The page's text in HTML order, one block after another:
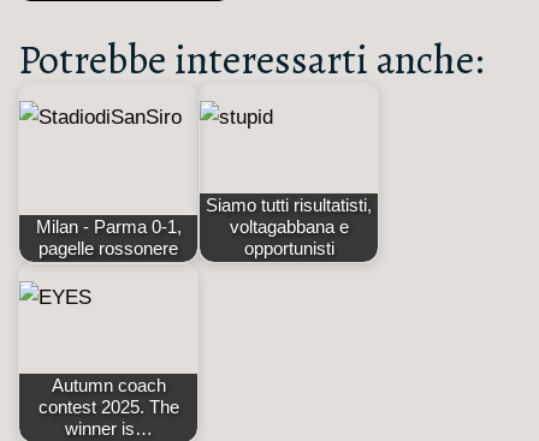
Potrebbe interessarti anche:
Milan - Parma 0-1,
pagelle rossonere
Siamo tutti risultatisti,
voltagabbana e
opportunisti
Autumn coach
contest 2025. The
winner is…